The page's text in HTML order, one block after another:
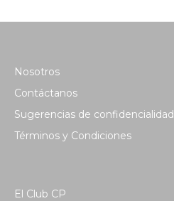
Nosotros
Contáctanos
Sugerencias de confidencialidad
Términos y Condiciones
El Club CP